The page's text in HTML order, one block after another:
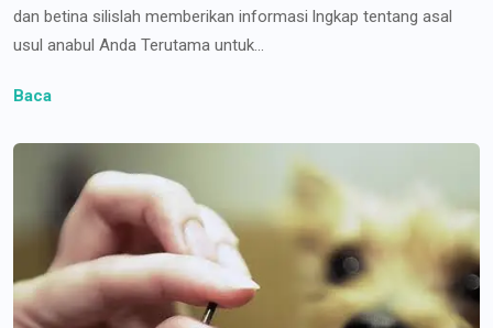
dan betina silislah memberikan informasi lngkap tentang asal
usul anabul Anda Terutama untuk...
Baca